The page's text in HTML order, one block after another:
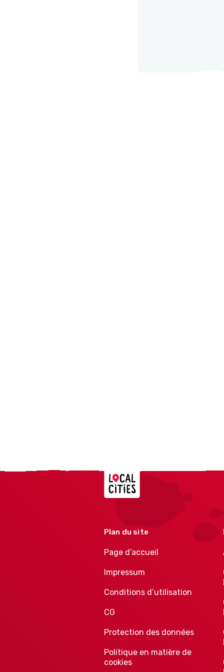
Localcities
Plan du site
Page d’accueil
Impressum
Conditions d’utilisation
CG
Protection des données
Politique en matière de
cookies